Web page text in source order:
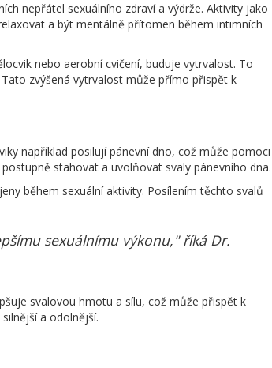
nepřátel sexuálního zdraví a výdrže. Aktivity jako
a být mentálně přítomen během intimních
nebo aerobní cvičení, buduje vytrvalost. To
zvýšená vytrvalost může přímo přispět k
například posilují pánevní dno, což může pomoci
stahovat a uvolňovat svaly pánevního dna.
během sexuální aktivity. Posílením těchto svalů
sexuálnímu výkonu," říká Dr.
svalovou hmotu a sílu, což může přispět k
a odolnější.